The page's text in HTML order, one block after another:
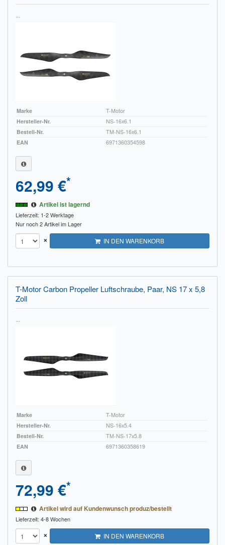
...
Marke
T-Motor
Hersteller-Nr.
NS-16x6.1
Bestell-Nr.
TM-NS-16x6.1
EAN
6971360354598
62,99 €*
Artikel ist lagernd
Lieferzeit: 1-2 Werktage
Nur noch 2 Artikel im Lager
× IN DEN WARENKORB
T-Motor Carbon Propeller Luftschraube, Paar, NS 17 x 5,8
Zoll
...
Marke
T-Motor
Hersteller-Nr.
NS-16x5.4
Bestell-Nr.
TM-NS-17x5.8
EAN
6971360358619
72,99 €*
Artikel wird auf Kundenwunsch produz/bestellt
Lieferzeit: 4-8 Wochen
× IN DEN WARENKORB